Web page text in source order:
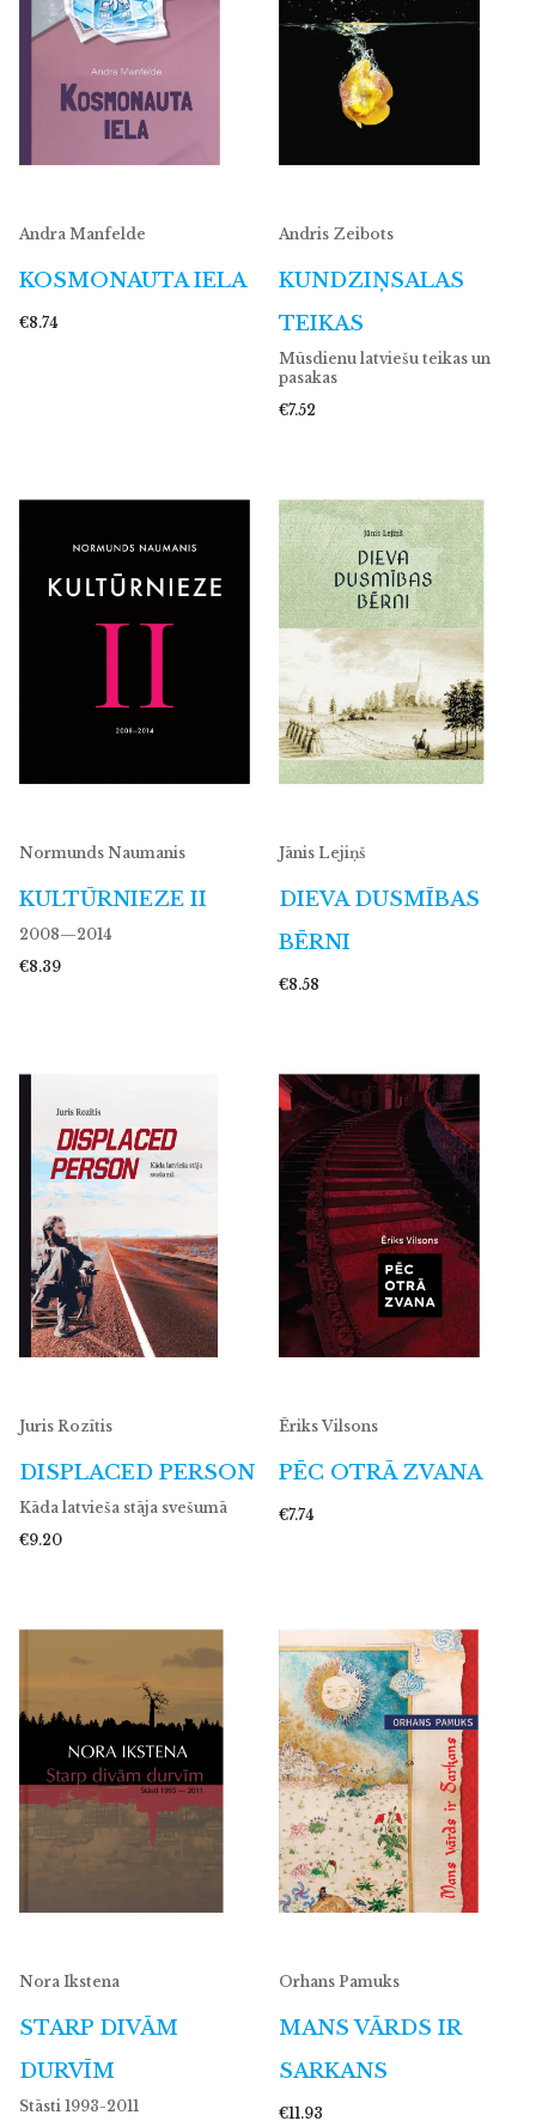
Andra Manfelde
KOSMONAUTA IELA
€8.74
Andris Zeibots
KUNDZIŅSALAS
TEIKAS
Mūsdienu latviešu teikas un
pasakas
€7.52
Normunds Naumanis
KULTŪRNIEZE II
2008—2014
€8.39
Jānis Lejiņš
DIEVA DUSMĪBAS
BĒRNI
€8.58
Juris Rozītis
DISPLACED PERSON
Kāda latvieša stāja svešumā
€9.20
Ēriks Vilsons
PĒC OTRĀ ZVANA
€7.74
Nora Ikstena
STARP DIVĀM
DURVĪM
Stāsti 1993-2011
Orhans Pamuks
MANS VĀRDS IR
SARKANS
€11.93